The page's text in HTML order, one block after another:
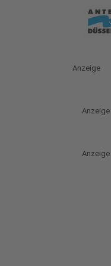
Anzeige
Anzeige
Anzeige